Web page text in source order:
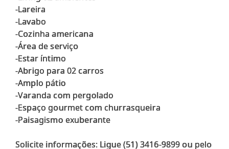
-Lareira
-Lavabo
-Cozinha americana
-Área de serviço
-Estar íntimo
-Abrigo para 02 carros
-Amplo pátio
-Varanda com pergolado
-Espaço gourmet com churrasqueira
-Paisagismo exuberante
Solicite informações: Ligue (51) 3416-9899 ou pelo